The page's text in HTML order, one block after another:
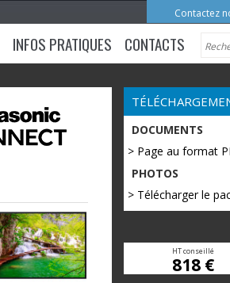
Contactez
INFOS PRATIQUES CONTACTS
DOCUMENTS
> Page au format
PHOTOS
> Télécharger le
HT conseillé
818 €